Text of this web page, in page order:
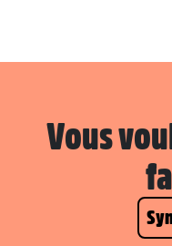
Vous